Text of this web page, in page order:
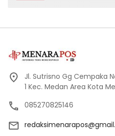
Jl. Sutrisno Gg Cempaka
1 Kec. Medan Area Kota
085270825146